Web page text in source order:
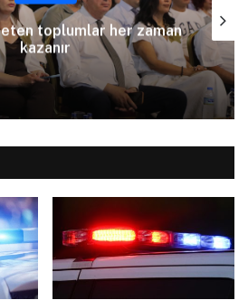
Lefkoşa Türk Belediyesi
Adayını açıkladı